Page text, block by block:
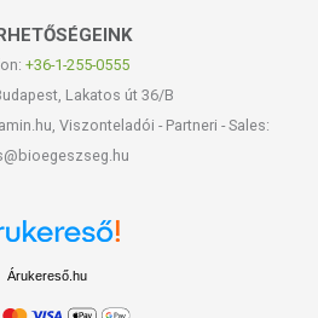
+36-1-255-0555
Lakatos út 36/B
Viszonteladói - Partneri - Sales:
Árukereső.hu